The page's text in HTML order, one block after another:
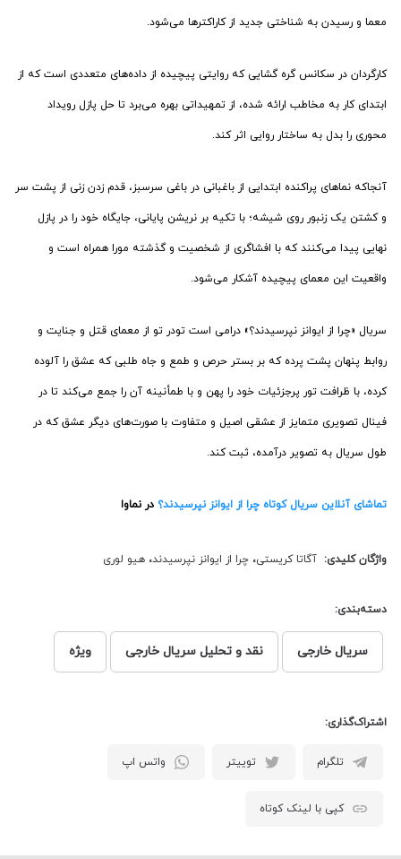
معما و رسیدن به شناختی جدید از کاراکترها می‌شود.
کارگردان در سکانس گره گشایی که روایتی پیچیده از داده‌های متعددی است که از
ابتدای کار به مخاطب ارائه شده، از تمهیداتی بهره می‌برد تا حل پازل رویداد
محوری را بدل به ساختار روایی اثر کند.
آنجاکه نماهای پراکنده ابتدایی از باغبانی در باغی سرسبز، قدم زدن زنی از پشت سر
و کشتن یک زنبور روی شیشه؛ با تکیه بر نریشن پایانی، جایگاه خود را در پازل
نهایی پیدا می‌کنند که با افشاگری از شخصیت و گذشته مورا همراه است و
واقعیت این معمای پیچیده آشکار می‌شود.
سریال «چرا از ایوانز نپرسیدند؟» درامی است تودر تو از معمای قتل و جنایت و
روابط پنهان پشت پرده که بر بستر حرص و طمع و جاه طلبی که عشق را آلوده
کرده، با ظرافت تور پرجزئیات خود را پهن و با طمأنینه آن را جمع می‌کند تا در
فینال تصویری متمایز از عشقی اصیل و متفاوت با صورت‌های دیگر عشق که در
طول سریال به تصویر درآمده، ثبت کند.
تماشای آنلاین سریال کوتاه چرا از ایوانز نپرسیدند؟ در نماوا
واژگان کلیدی: آگاتا کریستی، چرا از ایوانز نپرسیدند، هیو لوری
دسته‌بندی:
سریال خارجی نقد و تحلیل سریال خارجی ویژه
اشتراک‌گذاری:
تلگرام توییتر واتس اپ
کپی با لینک کوتاه